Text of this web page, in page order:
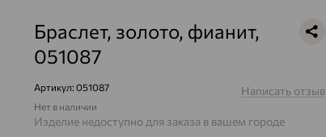
Браслет, золото, фианит,
051087
Артикул: 051087 Написать отзыв
Нет в наличии
Изделие недоступно для заказа в вашем городе